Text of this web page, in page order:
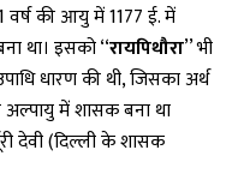
वर्ष की आयु में 1177 ई. में
था। इसको ‘‘रायपिथौरा’’ भी
धारण की थी, जिसका अर्थ
अल्पायु में शासक बना था
देवी (दिल्ली के शासक